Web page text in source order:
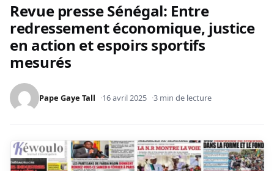
Revue presse Sénégal: Entre
redressement économique, justice
en action et espoirs sportifs
mesurés
Pape Gaye Tall 16 avril 2025 3 min de lecture